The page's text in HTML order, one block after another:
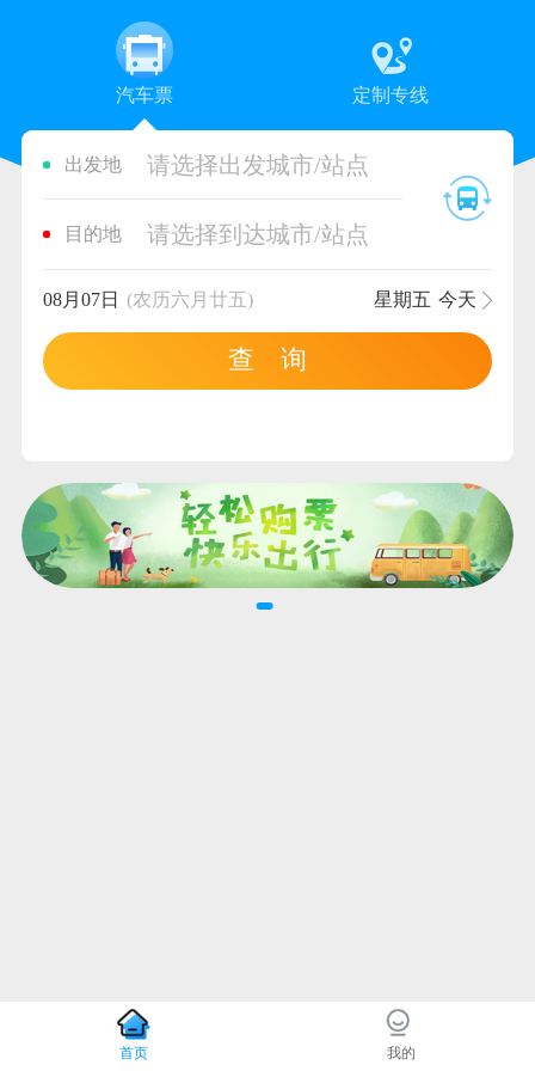
汽车票 定制专线
出发地 请选择出发城市/站点
目的地 请选择到达城市/站点
08月07日 (农历六月廿五) 星期五 今天
查 询
首页 我的